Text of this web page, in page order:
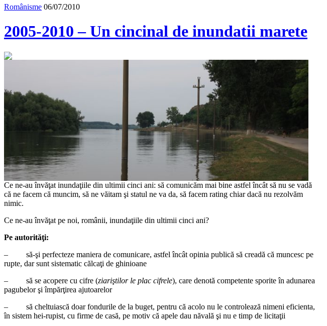
Românisme 06/07/2010
2005-2010 – Un cincinal de inundatii marete
Ce ne-au învăţat inundaţiile din ultimii cinci ani: să comunicăm mai bine astfel încât să nu se vadă
că ne facem că muncim, să ne văitam şi statul ne va da, să facem rating chiar dacă nu rezolvăm
nimic.
Ce ne-au învăţat pe noi, românii, inundaţiile din ultimii cinci ani?
Pe autorităţi:
– să-şi perfecteze maniera de comunicare, astfel încât opinia publică să creadă că muncesc pe
rupte, dar sunt sistematic călcaţi de ghinioane
– să se acopere cu cifre (ziariştilor le plac cifrele), care denotă competente sporite în adunarea
pagubelor şi împărţirea ajutoarelor
– să cheltuiască doar fondurile de la buget, pentru că acolo nu le controlează nimeni eficienta,
în sistem hei-rupist, cu firme de casă, pe motiv că apele dau năvală şi nu e timp de licitaţii